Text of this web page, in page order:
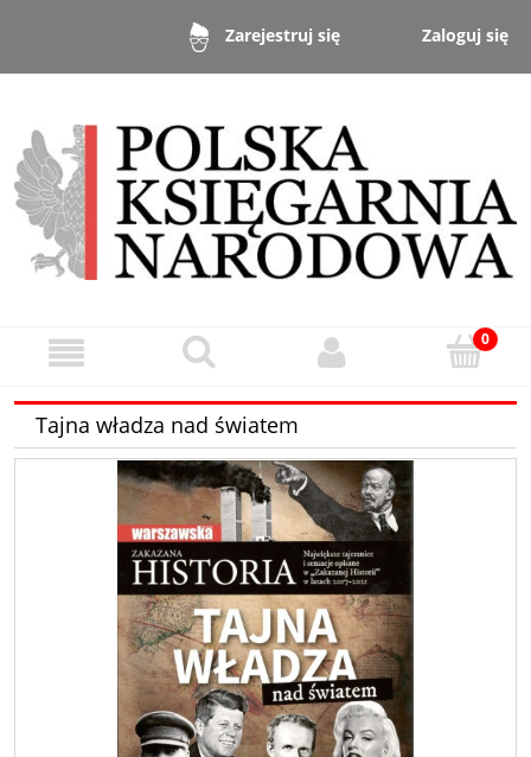
Zarejestruj się Zaloguj się
Tajna władza nad światem